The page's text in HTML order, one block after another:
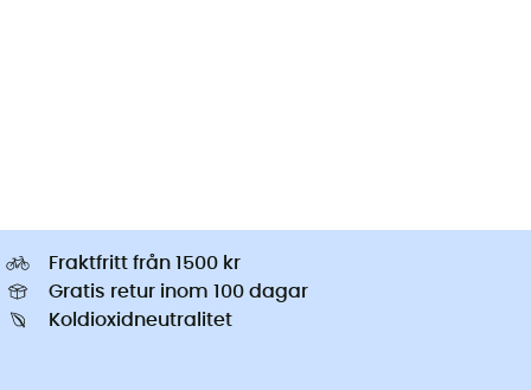
Fraktfritt från 1500 kr
Gratis retur inom 100 dagar
Koldioxidneutralitet